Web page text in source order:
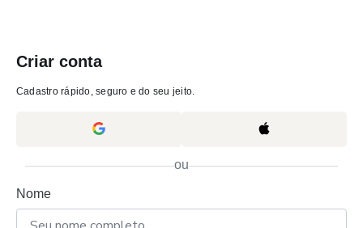
Criar conta
Cadastro rápido, seguro e do seu jeito.
ou
Nome